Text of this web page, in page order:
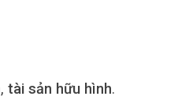
, tài sản hữu hình.